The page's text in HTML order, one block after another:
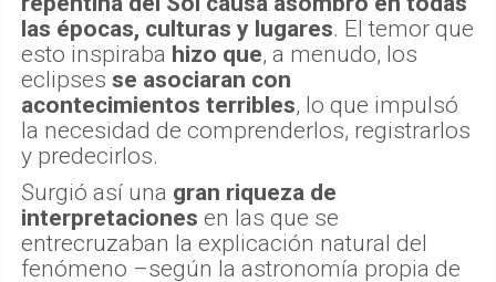
las épocas, culturas y lugares. El temor que
esto inspiraba hizo que, a menudo, los
eclipses se asociaran con
acontecimientos terribles, lo que impulsó
la necesidad de comprenderlos, registrarlos
y predecirlos.
Surgió así una gran riqueza de
interpretaciones en las que se
entrecruzaban la explicación natural del
fenómeno –según la astronomía propia de